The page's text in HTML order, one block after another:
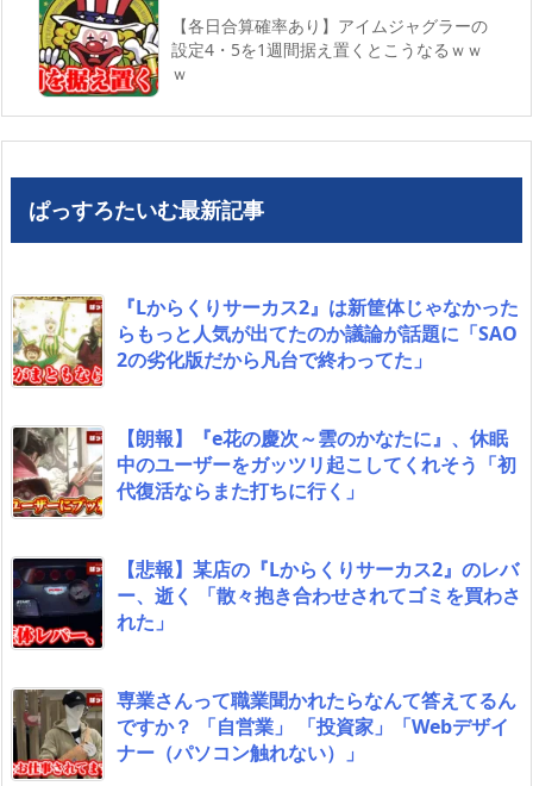
【各日合算確率あり】アイムジャグラーの
設定4・5を1週間据え置くとこうなるｗｗ
ｗ
ぱっすろたいむ最新記事
『Lからくりサーカス2』は新筐体じゃなかった
らもっと人気が出てたのか議論が話題に「SAO
2の劣化版だから凡台で終わってた」
【朗報】『e花の慶次～雲のかなたに』、休眠
中のユーザーをガッツリ起こしてくれそう「初
代復活ならまた打ちに行く」
【悲報】某店の『Lからくりサーカス2』のレバ
ー、逝く 「散々抱き合わせされてゴミを買わさ
れた」
専業さんって職業聞かれたらなんて答えてるん
ですか？ 「自営業」 「投資家」「Webデザイ
ナー（パソコン触れない）」